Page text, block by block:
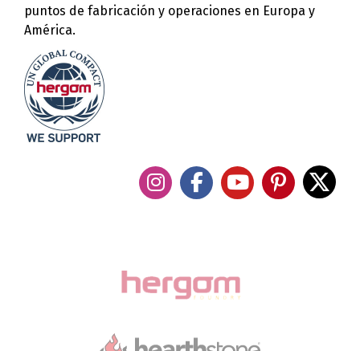
puntos de fabricación y operaciones en Europa y
América.